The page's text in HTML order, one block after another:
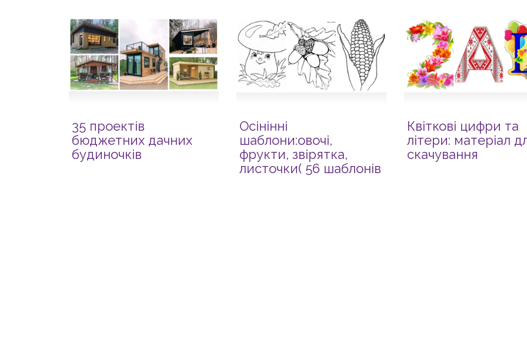
35 проектів
бюджетних дачних
будиночків
Осінінні
шаблони:овочі,
фрукти, звірятка,
листочки( 56 шаблонів
Квіткові цифри та
літери: матеріал
скачування